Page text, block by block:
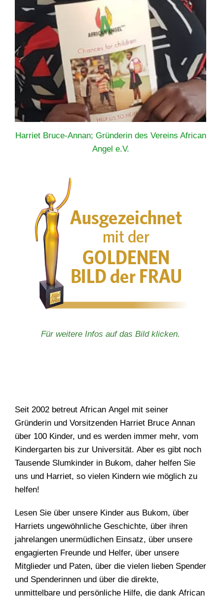
Harriet Bruce-Annan; Gründerin des Vereins African
Angel e.V.
Für weitere Infos auf das Bild klicken.
Seit 2002 betreut African Angel mit seiner
Gründerin und Vorsitzenden Harriet Bruce Annan
über 100 Kinder, und es werden immer mehr, vom
Kindergarten bis zur Universität. Aber es gibt noch
Tausende Slumkinder in Bukom, daher helfen Sie
uns und Harriet, so vielen Kindern wie möglich zu
helfen!
Lesen Sie über unsere Kinder aus Bukom, über
Harriets ungewöhnliche Geschichte, über ihren
jahrelangen unermüdlichen Einsatz, über unsere
engagierten Freunde und Helfer, über unsere
Mitglieder und Paten, über die vielen lieben Spender
und Spenderinnen und über die direkte,
unmittelbare und persönliche Hilfe, die dank African